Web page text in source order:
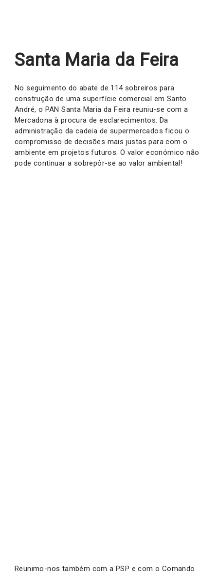
Santa Maria da Feira
No seguimento do abate de 114 sobreiros para
construção de uma superfície comercial em Santo
André, o PAN Santa Maria da Feira reuniu-se com a
Mercadona à procura de esclarecimentos. Da
administração da cadeia de supermercados ficou o
compromisso de decisões mais justas para com o
ambiente em projetos futuros. O valor económico não
pode continuar a sobrepôr-se ao valor ambiental!
Reunimo-nos também com a PSP e com o Comando